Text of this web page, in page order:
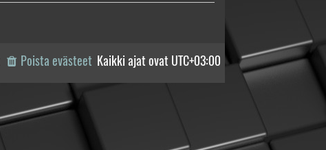
Kaikki ajat ovat UTC+03:00
Poista evästeet